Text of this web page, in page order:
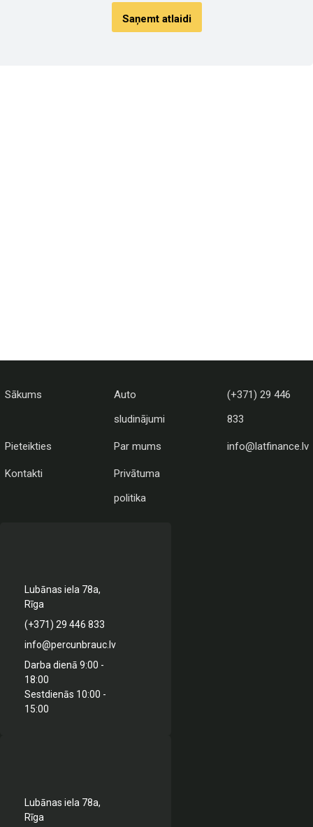
Saņemt atlaidi
Sākums
Auto
sludinājumi
(+371) 29 446
833
Pieteikties Par mums info@latfinance.lv
Kontakti
Privātuma
politika
Lubānas iela 78a,
Rīga
(+371) 29 446 833
info@percunbrauc.lv
Darba dienā 9:00 -
18:00
Sestdienās 10:00 -
15:00
Lubānas iela 78a,
Rīga